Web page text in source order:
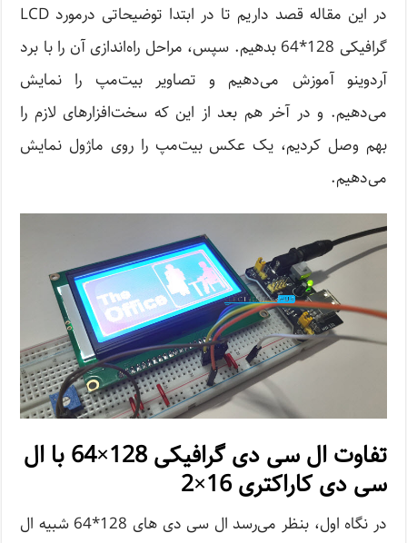
در این مقاله قصد داریم تا در ابتدا توضیحاتی درمورد LCD
گرافیکی 128*64 بدهیم. سپس، مراحل راه‌اندازی آن را با برد
آردوینو آموزش می‌دهیم و تصاویر بیت‌مپ را نمایش
می‌دهیم. و در آخر هم بعد از این که سخت‌افزارهای لازم را
بهم وصل کردیم، یک عکس بیت‌مپ را روی ماژول نمایش
می‌دهیم.
تفاوت ال سی دی گرافیکی 128×64 با ال
سی دی کاراکتری 16×2
در نگاه اول، بنظر می‌رسد ال سی دی های 128*64 شبیه ال